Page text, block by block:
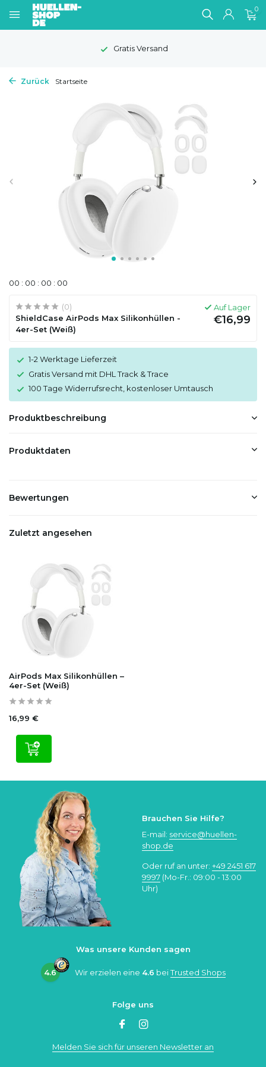
0
Gratis Versand
Zurück Startseite
00 : 00 : 00 : 00
(0)
ShieldCase AirPods Max Silikonhüllen -
4er-Set (Weiß)
Auf Lager
€16,99
1-2 Werktage Lieferzeit
Gratis Versand mit DHL Track & Trace
100 Tage Widerrufsrecht, kostenloser Umtausch
Produktbeschreibung
Produktdaten
Bewertungen
Zuletzt angesehen
AirPods Max Silikonhüllen –
4er-Set (Weiß)
16,99 €
Brauchen Sie Hilfe?
E-mail: service@huellen-
shop.de
Oder ruf an unter: +49 2451 617
9997 (Mo-Fr.: 09:00 - 13:00
Uhr)
Was unsere Kunden sagen
4.6 Wir erzielen eine 4.6 beiTrusted Shops
Folge uns
Melden Sie sich für unseren Newsletter an